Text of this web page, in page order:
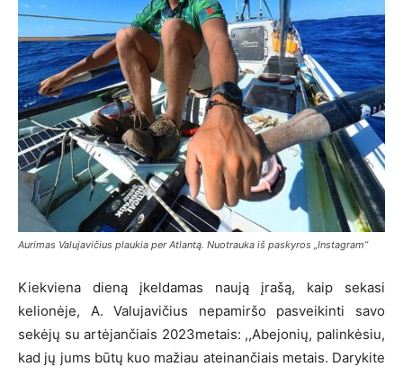
Aurimas Valujavičius plaukia per Atlantą. Nuotrauka iš paskyros „Instagram”
Kiekviena dieną įkeldamas naują įrašą, kaip sekasi
kelionėje, A. Valujavičius nepamiršo pasveikinti savo
sekėjų su artėjančiais 2023metais: ,,Abejonių, palinkėsiu,
kad jų jums būtų kuo mažiau ateinančiais metais. Darykite